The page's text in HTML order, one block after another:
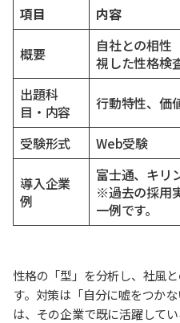
項目 内容
概要
自社との相性
視した性格検
出題科
目・内容
行動特性、価
受験形式 Web受験
導入企業
例
富士通、キリ
※過去の採用
一例です。
性格の「型」を分析し、社風
す。対策は「自分に嘘をつか
は、その企業で既に活躍して